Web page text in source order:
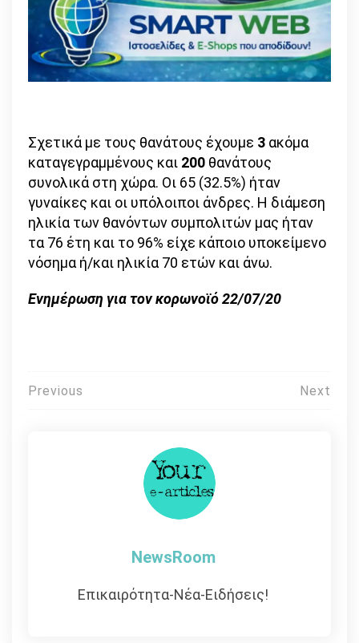
Σχετικά με τους θανάτους έχουμε 3 ακόμα
καταγεγραμμένους και 200 θανάτους
συνολικά στη χώρα. Οι 65 (32.5%) ήταν
γυναίκες και οι υπόλοιποι άνδρες. Η διάμεση
ηλικία των θανόντων συμπολιτών μας ήταν
τα 76 έτη και το 96% είχε κάποιο υποκείμενο
νόσημα ή/και ηλικία 70 ετών και άνω.
Ενημέρωση για τον κορωνοϊό 22/07/20
Πλοήγηση
Previous Next
NewsRoom
Επικαιρότητα-Νέα-Ειδήσεις!